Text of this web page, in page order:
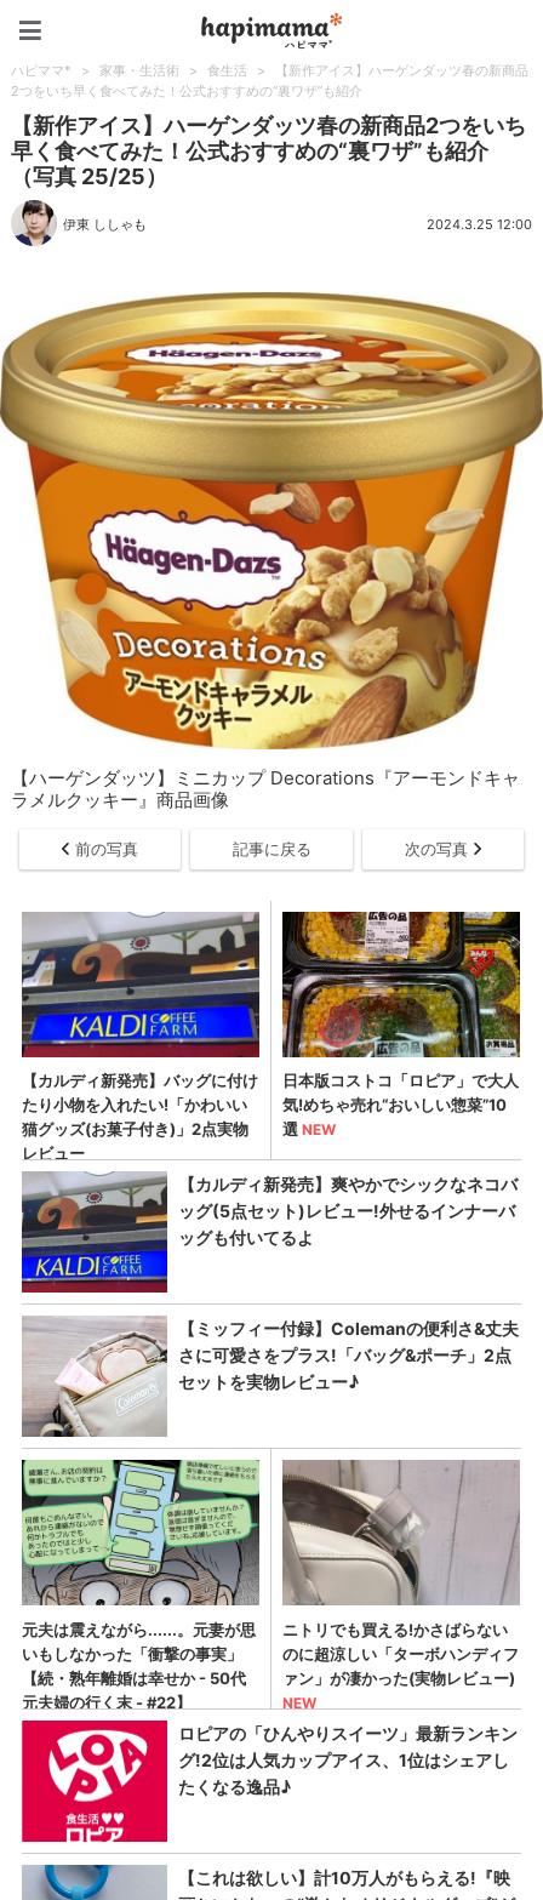
ハピママ* > 家事・生活術 > 食生活 >
【新作アイス】ハーゲンダッツ春の新商品
2つをいち早く食べてみた！公式おすすめの“裏ワザ”も紹介
【新作アイス】ハーゲンダッツ春の新商品2つをいち
早く食べてみた！公式おすすめの“裏ワザ”も紹介
（写真 25/25）
伊東 ししゃも 2024.3.25 12:00
【ハーゲンダッツ】ミニカップ Decorations『アーモンドキャ
ラメルクッキー』商品画像
前の写真 記事に戻る 次の写真